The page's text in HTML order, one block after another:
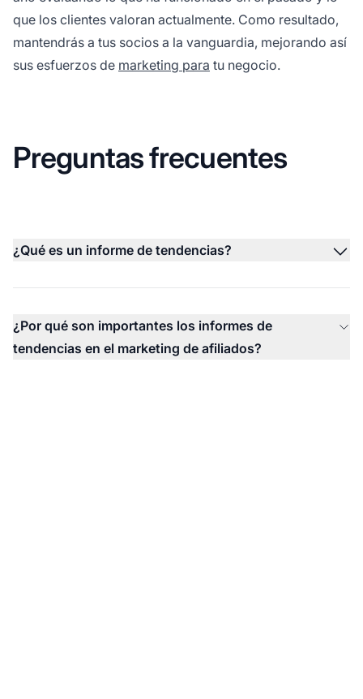
que los clientes valoran actualmente. Como resultado,
mantendrás a tus socios a la vanguardia, mejorando así
sus esfuerzos de marketing para tu negocio.
Preguntas frecuentes
¿Qué es un informe de tendencias?
¿Por qué son importantes los informes de
tendencias en el marketing de afiliados?